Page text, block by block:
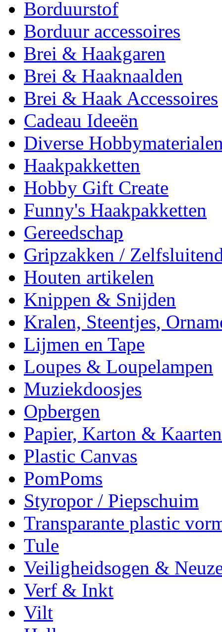
Borduurstof
Borduur accessoires
Brei & Haakgaren
Brei & Haaknaalden
Brei & Haak Accessoires
Cadeau Ideeën
Diverse
Haakpakketten
Hobby Gift Create
Funny's Haakpakketten
Gereedschap
Gripzakken /
Houten artikelen
Knippen & Snijden
Kralen, Steentjes,
Lijmen en Tape
Loupes & Loupelampen
Muziekdoosjes
Opbergen
Papier, Karton & Kaarten
Plastic Canvas
PomPoms
Styropor / Piepschuim
Transparante plastic
Tule
Veiligheidsogen &
Verf & Inkt
Vilt